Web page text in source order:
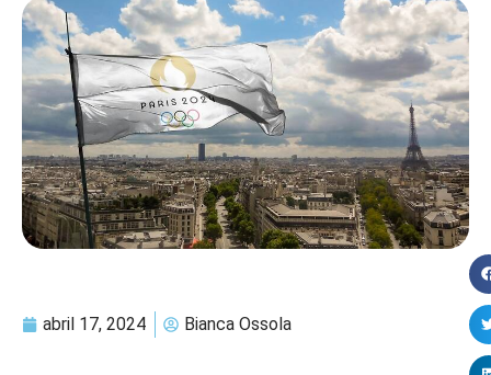
abril 17, 2024 Bianca Ossola